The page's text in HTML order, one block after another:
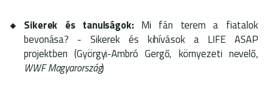
Sikerek és tanulságok: Mi fán terem a fiatalok
bevonása? - Sikerek és kihívások a LIFE ASAP
projektben (Györgyi-Ambró Gergő, környezeti nevelő,
WWF Magyarország)